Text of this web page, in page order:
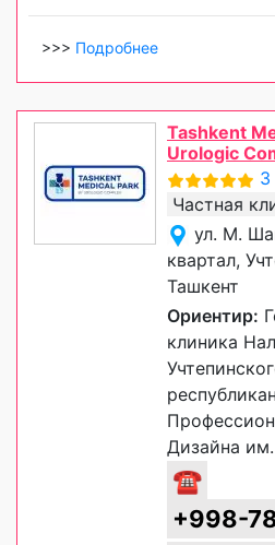
>>> Подробнее
Tashkent
Urologic
3
Частная
ул. М.
квартал,
Ташкент
Ориентир:
клиника
Дизайна
☎
+998-